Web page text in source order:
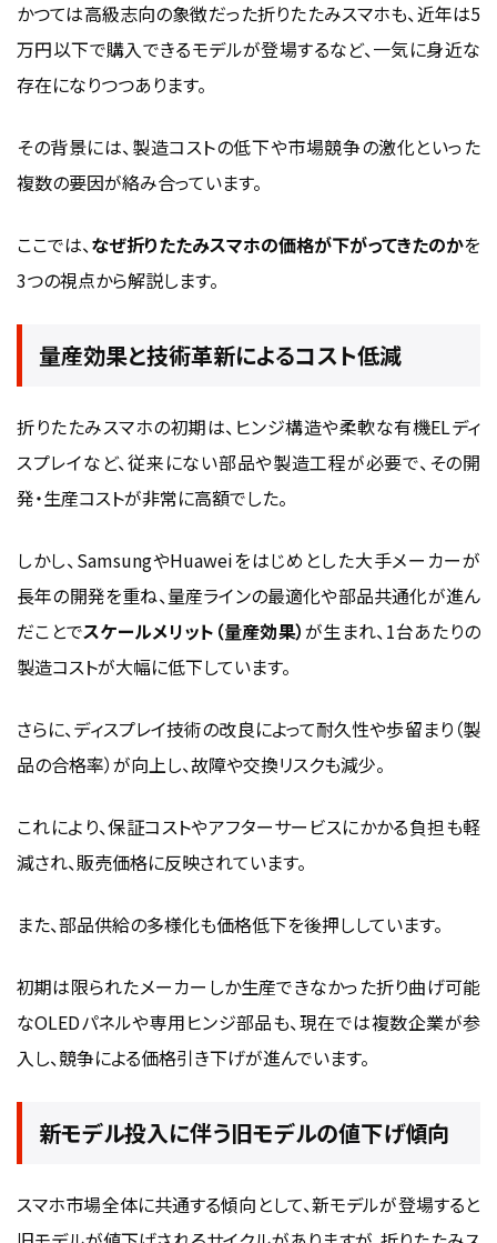
かつては高級志向の象徴だった折りたたみスマホも、近年は5
万円以下で購入できるモデルが登場するなど、一気に身近な
存在になりつつあります。
その背景には、製造コストの低下や市場競争の激化といった
複数の要因が絡み合っています。
ここでは、なぜ折りたたみスマホの価格が下がってきたのかを
3つの視点から解説します。
量産効果と技術革新によるコスト低減
折りたたみスマホの初期は、ヒンジ構造や柔軟な有機ELディ
スプレイなど、従来にない部品や製造工程が必要で、その開
発・生産コストが非常に高額でした。
しかし、SamsungやHuaweiをはじめとした大手メーカーが
長年の開発を重ね、量産ラインの最適化や部品共通化が進ん
だことでスケールメリット（量産効果）が生まれ、1台あたりの
製造コストが大幅に低下しています。
さらに、ディスプレイ技術の改良によって耐久性や歩留まり（製
品の合格率）が向上し、故障や交換リスクも減少。
これにより、保証コストやアフターサービスにかかる負担も軽
減され、販売価格に反映されています。
また、部品供給の多様化も価格低下を後押ししています。
初期は限られたメーカーしか生産できなかった折り曲げ可能
なOLEDパネルや専用ヒンジ部品も、現在では複数企業が参
入し、競争による価格引き下げが進んでいます。
新モデル投入に伴う旧モデルの値下げ傾向
スマホ市場全体に共通する傾向として、新モデルが登場すると